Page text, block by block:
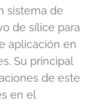
sistema de
de sílice para
aplicación en
Su principal
de este
en el